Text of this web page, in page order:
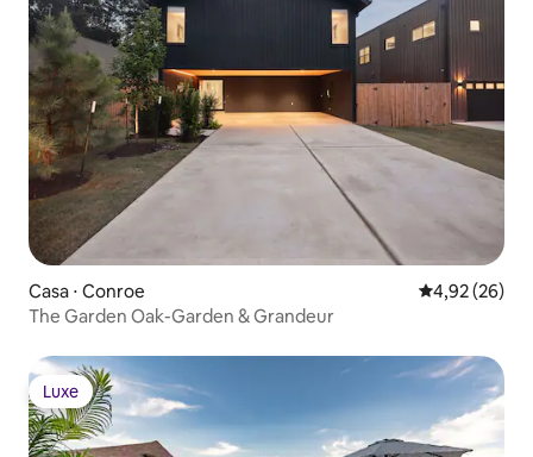
Casa ⋅ Conroe 4,92 de uma
4,92 (26)
The Garden Oak-Garden & Grandeur
Luxe
Luxe